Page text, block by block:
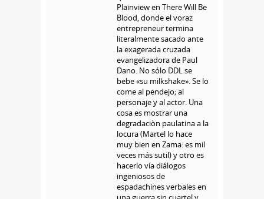
Plainview en There Will Be
Blood, donde el voraz
entrepreneur termina
literalmente sacado ante
la exagerada cruzada
evangelizadora de Paul
Dano. No sólo DDL se
bebe «su milkshake». Se lo
come al pendejo; al
personaje y al actor. Una
cosa es mostrar una
degradaciòn paulatina a la
locura (Martel lo hace
muy bien en Zama: es mil
veces más sutil) y otro es
hacerlo vía diálogos
ingeniosos de
espadachines verbales en